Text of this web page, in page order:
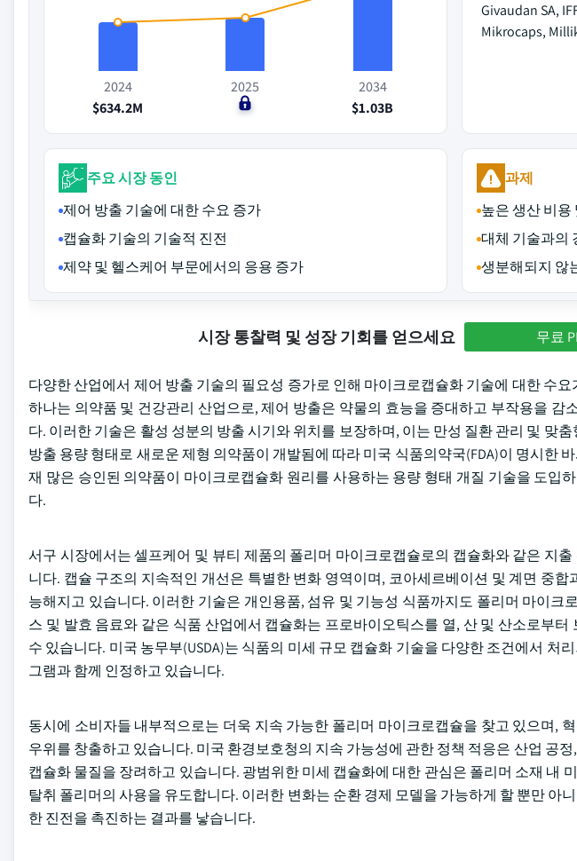
2024
$634.2M
2025
$0
2034
$1.03B
Givaudan SA,
Mikrocaps,
주요 시장 동인
제어 방출 기술에 대한 수요 증가
캡슐화 기술의 기술적 진전
제약 및 헬스케어 부문에서의 응용 증가
과제
높은 생산 비용
대체 기술과의
생분해되지 않
시장 통찰력 및 성장 기회를 얻으세요 무료
다양한 산업에서 제어 방출 기술의 필요성 증가로 인해 마이크로캡슐화 기술에 대한 수
하나는 의약품 및 건강관리 산업으로, 제어 방출은 약물의 효능을 증대하고 부작용을 감
다. 이러한 기술은 활성 성분의 방출 시기와 위치를 보장하며, 이는 만성 질환 관리 및 맞
방출 용량 형태로 새로운 제형 의약품이 개발됨에 따라 미국 식품의약국(FDA)이 명시한
재 많은 승인된 의약품이 마이크로캡슐화 원리를 사용하는 용량 형태 개질 기술을 도입
다.
서구 시장에서는 셀프케어 및 뷰티 제품의 폴리머 마이크로캡슐로의 캡슐화와 같은 지
니다. 캡슐 구조의 지속적인 개선은 특별한 변화 영역이며, 코아세르베이션 및 계면 중
능해지고 있습니다. 이러한 기술은 개인용품, 섬유 및 기능성 식품까지도 폴리머 마이크
스 및 발효 음료와 같은 식품 산업에서 캡슐화는 프로바이오틱스를 열, 산 및 산소로부
수 있습니다. 미국 농무부(USDA)는 식품의 미세 규모 캡슐화 기술을 다양한 조건에서 처
그램과 함께 인정하고 있습니다.
동시에 소비자들 내부적으로는 더욱 지속 가능한 폴리머 마이크로캡슐을 찾고 있으며,
우위를 창출하고 있습니다. 미국 환경보호청의 지속 가능성에 관한 정책 적응은 산업 공
캡슐화 물질을 장려하고 있습니다. 광범위한 미세 캡슐화에 대한 관심은 폴리머 소재 내
탈취 폴리머의 사용을 유도합니다. 이러한 변화는 순환 경제 모델을 가능하게 할 뿐만 아
한 진전을 촉진하는 결과를 낳습니다.